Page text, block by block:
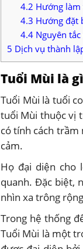
4.2 Hướng
4.3 Hướng đặt
4.4Nguyên tắc
5 Dịch vụ thành
Tuổi Mùi là
Tuổi Mùi là tuổi
tuổi Mùi thuộc vị
có tính cách trầm
cảm.
Họ đại diện cho
quanh. Đặc biệt,
nhìn xa trông
Trong hệ thống
Tuổi Mùi là một